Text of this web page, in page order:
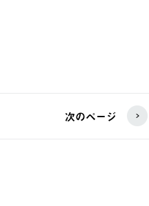
次のページ